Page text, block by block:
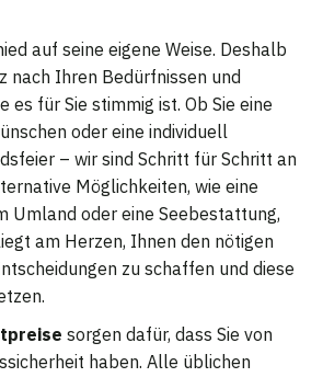
auf seine eigene Weise. Deshalb
nach Ihren Bedürfnissen und
es für Sie stimmig ist. Ob Sie eine
oder eine individuell
– wir sind Schritt für Schritt an
Möglichkeiten, wie eine
Umland oder eine Seebestattung,
am Herzen, Ihnen den nötigen
zu schaffen und diese
sorgen dafür, dass Sie von
haben. Alle üblichen